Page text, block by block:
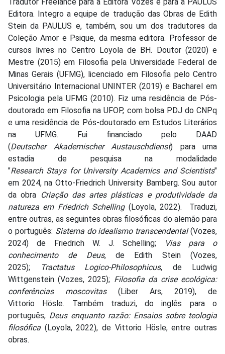
Editora. Integro a equipe de tradução das Obras de Edith
Stein da PAULUS e, também, sou um dos tradutores da
Coleção Amor e Psique, da mesma editora. Professor de
cursos livres no Centro Loyola de BH. Doutor (2020) e
Mestre (2015) em Filosofia pela Universidade Federal de
Minas Gerais (UFMG), licenciado em Filosofia pelo Centro
Universitário Internacional UNINTER (2019) e Bacharel em
Psicologia pela UFMG (2010). Fiz uma residência de Pós-
doutorado em Filosofia na UFOP, com bolsa PDJ do CNPq
e uma residência de Pós-doutorado em Estudos Literários
na UFMG. Fui financiado pelo DAAD
(Deutscher Akademischer Austauschdienst) para uma
estadia de pesquisa na modalidade
"Research Stays for University Academics and Scientists"
em 2024, na Otto-Friedrich University Bamberg. Sou autor
da obra Criação das artes plásticas e produtividade da
natureza em Friedrich Schelling(Loyola, 2022). Traduzi,
entre outras, as seguintes obras filosóficas do alemão para
o português: Sistema do idealismo transcendental(Vozes,
2024) de Friedrich W. J. Schelling;
Vias para o
conhecimento de Deus, de Edith Stein (Vozes,
2025);
Tractatus Logico-Philosophicus, de Ludwig
Wittgenstein (Vozes, 2025); Filosofia da crise ecológica:
conferências moscovitas(Liber Ars, 2019), de
Vittorio Hösle. Também traduzi, do inglês para o
português, Deus enquanto razão: Ensaios sobre teologia
filosófica (Loyola, 2022), de Vittorio Hösle, entre outras
obras.